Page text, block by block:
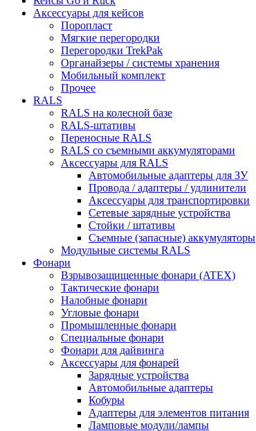
Аксессуары для кейсов
Поропласт
Мягкие перегородки
Перегородки TrekPak
Органайзеры / системы хранения
Мобильный комплект
Прочее
RALS
RALS на колесной базе
RALS-штативы
Переносные RALS
RALS со съемными аккумуляторами
Аксессуары для RALS
Автомобильные адаптеры для ЗУ
Провода / адаптеры / удлинители
Аксессуары для транспортировки
Сетевые зарядные устройства
Стойки / штативы
Съемные (запасные) аккумуляторы
Модульные системы RALS
Фонари
Взрывозащищенные фонари (ATEX)
Тактические фонари
Налобные фонари
Угловые фонари
Промышленные фонари
Специальные фонари
Фонари для дайвинга
Аксессуары для фонарей
Зарядные устройства
Автомобильные адаптеры
Кобуры
Адаптеры для элементов питания
Ламповые модули/лампы